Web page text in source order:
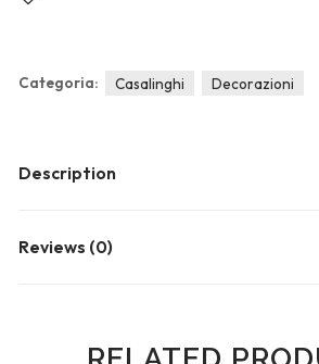
Description
Reviews (0)
Categoria: Casalinghi Decorazioni